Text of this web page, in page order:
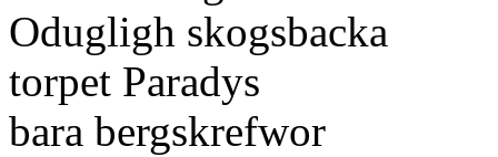
Odugligh skogsbacka
torpet Paradys
bara bergskrefwor